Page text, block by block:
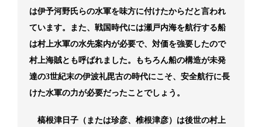
は伊予河野氏らの水軍を味方に付けたからだと言われ
ています。また、戦国時代には瀬戸内海を航行する船
は村上水軍の水先案内が必要で、対価を強要したので
村上海賊とも呼ばれました。もちろん船の構造が未発
達の3世紀末の伊波礼毘古の時代にこそ、安全航行に長
けた水軍の力が必要だったことでしょう。
槁根津日子（または珍彦、椎根津彦）は後世の村上